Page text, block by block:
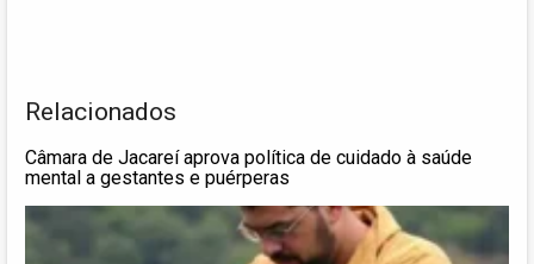
Relacionados
Câmara de Jacareí aprova política de cuidado à saúde
mental a gestantes e puérperas